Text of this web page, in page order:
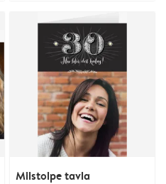
Milstolpe tavla